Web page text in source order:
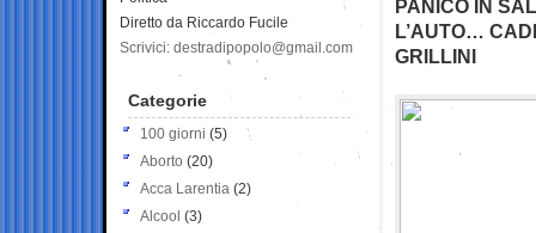
PANICO IN
L’AUTO…
GRILLINI
Diretto da Riccardo Fucile
Scrivici: destradipopolo@gmail.com
Categorie
100 giorni (5)
Aborto (20)
Acca Larentia (2)
Alcool (3)